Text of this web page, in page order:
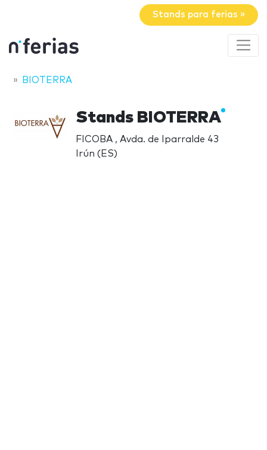
Stands para ferias »
BIOTERRA
Stands BIOTERRA
FICOBA , Avda. de Iparralde 43
Irún (ES)